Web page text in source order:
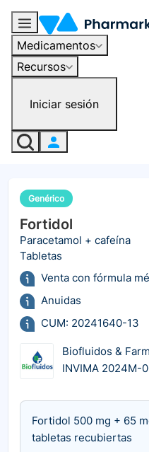
Medicamentos
Recursos
Iniciar sesión
Genérico
Fortidol
Paracetamol + cafeína
Tabletas
Venta con fórmula
Anuidas
CUM: 20241640-13
Biofluidos &
INVIMA 2024M-
Fortidol 500 mg + 65
tabletas recubiertas